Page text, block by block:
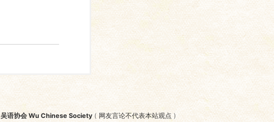
吴语协会 Wu Chinese Society ( 网友言论不代表本站观点 )